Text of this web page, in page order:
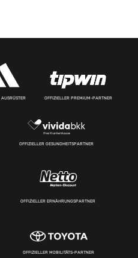
OFFIZIELLER PREMIUM-PARTNER
OFFIZIELLER GESUNDHEITSPARTNER
OFFIZIELLER ERNÄHRUNGSPARTNER
OFFIZIELLER MOBILITÄTS-PARTNER